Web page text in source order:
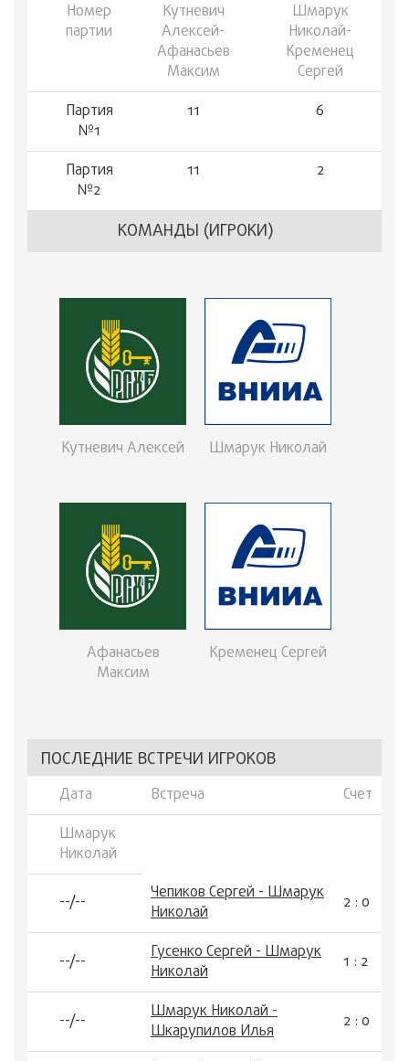
Номер
партии
Кутневич
Алексей-
Афанасьев
Максим
Шмарук
Николай-
Кременец
Сергей
Партия
№1
11 6
Партия
№2
11 2
КОМАНДЫ (ИГРОКИ)
Кутневич Алексей
Афанасьев
Максим
Шмарук Николай
Кременец Сергей
ПОСЛЕДНИЕ ВСТРЕЧИ ИГРОКОВ
Дата Встреча
Счет
Шмарук
Николай
--/--
Чепиков Сергей - Шмарук
Николай
2 : 0
--/--
Гусенко Сергей - Шмарук
Николай
1 : 2
--/--
Шмарук Николай -
Шкарупилов Илья
2 : 0